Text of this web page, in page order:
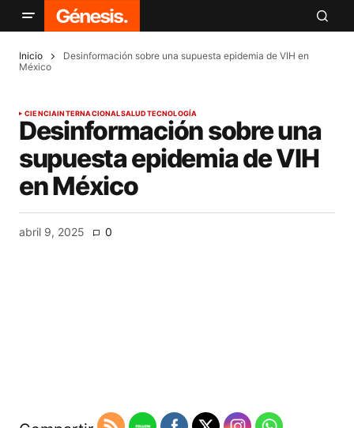
Inicio
Desinformación sobre una supuesta epidemia de VIH en
México
CIENCIAINTERNACIONALSALUDTECNOLOGÍA
Desinformación sobre una
supuesta epidemia de VIH
en México
abril 9, 2025 0